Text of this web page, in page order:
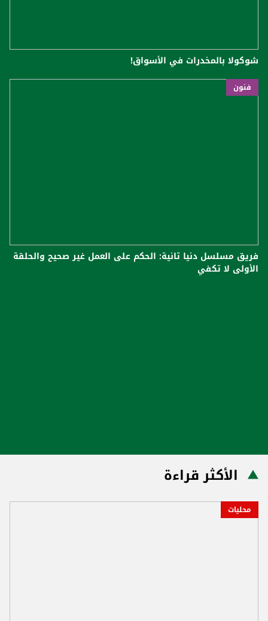
شوكولا بالمخدرات في الأسواق!
فنون
فريق مسلسل دنيا تانية: الحكم على العمل غير صحيح والحلقة
الأولى لا تكفي
الأكثر قراءة
محليات